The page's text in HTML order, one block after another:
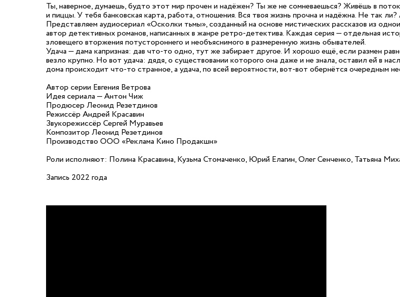
Ты, наверное, думаешь, будто этот мир прочен и надёжен? Ты же не сомневаешься? Живёшь в
и пиццы. У тебя банковская карта, работа, отношения. Вся твоя жизнь прочна и надёжна. Не так
Представляем аудиосериал «Осколки тьмы», созданный на основе мистических рассказов из
автор детективных романов, написанных в жанре ретро-детектива. Каждая серия — отдельная
зловещего вторжения потустороннего и необъяснимого в размеренную жизнь обывателей.
Удача — дама капризная: дав что-то одно, тут же забирает другое. И хорошо ещё, если размен
везло крупно. Но вот удача: дядя, о существовании которого она даже и не знала, оставил ей в
дома происходит что-то странное, а удача, по всей вероятности, вот-вот обернётся очередным
Автор серии Евгения Ветрова
Идея сериала — Антон Чиж
Продюсер Леонид Резетдинов
Режиссёр Андрей Красавин
Звукорежиссёр Сергей Муравьев
Композитор Леонид Резетдинов
Производство ООО «Реклама Кино Продакшн»
Роли исполняют: Полина Красавина, Кузьма Стомаченко, Юрий Елагин, Олег Сенченко, Татьяна
Запись 2022 года